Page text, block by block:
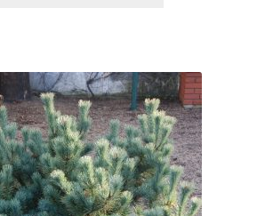
можно
выбрать
на
странице
товара.